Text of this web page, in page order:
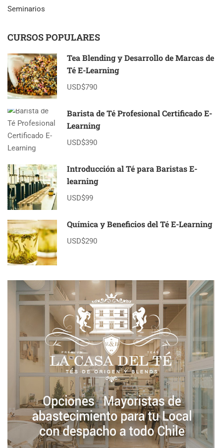
Seminarios
CURSOS POPULARES
Tea Blending y Desarrollo de Marcas de
Té E-Learning
USD$790
Barista de Té Profesional Certificado E-
Learning
USD$390
Introducción al Té para Baristas E-
learning
USD$99
Química y Beneficios del Té E-Learning
USD$290